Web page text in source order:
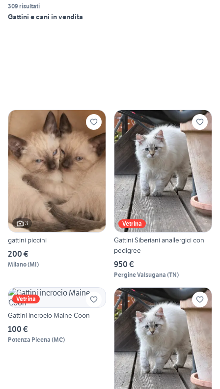
309 risultati
Gattini e cani in vendita
3
gattini piccini
200 €
Milano(MI)
Vetrina
Gattini Siberiani anallergici con
pedigree
950 €
Pergine Valsugana (TN)
Vetrina
Gattini incrocio Maine Coon
100 €
Potenza Picena (MC)